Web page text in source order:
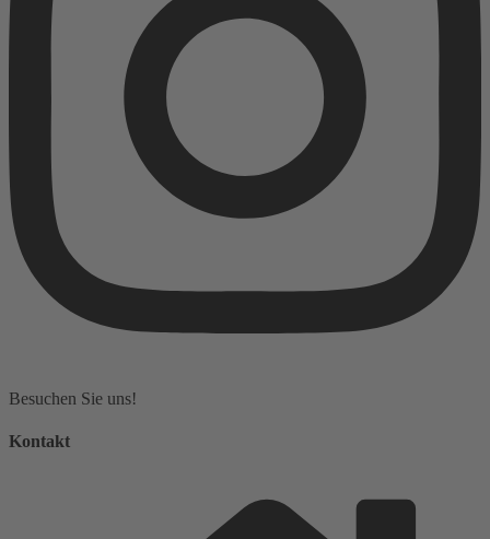
Besuchen Sie uns!
Kontakt